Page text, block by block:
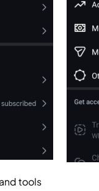
tools